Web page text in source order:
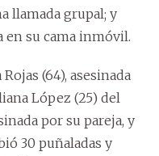
llamada grupal; y
en su cama inmóvil.
(64), asesinada
López (25) del
por su pareja, y
30 puñaladas y